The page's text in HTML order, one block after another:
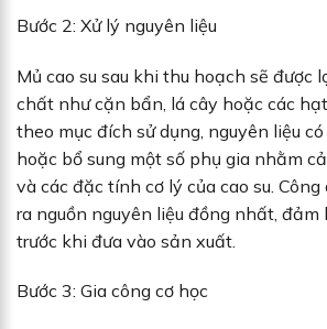
Bước 2: Xử lý nguyên liệu
Mủ cao su sau khi thu hoạch sẽ được
chất như cặn bẩn, lá cây hoặc các
theo mục đích sử dụng, nguyên liệu
hoặc bổ sung một số phụ gia nhằm
và các đặc tính cơ lý của cao su.
ra nguồn nguyên liệu đồng nhất,
trước khi đưa vào sản xuất.
Bước 3: Gia công cơ học